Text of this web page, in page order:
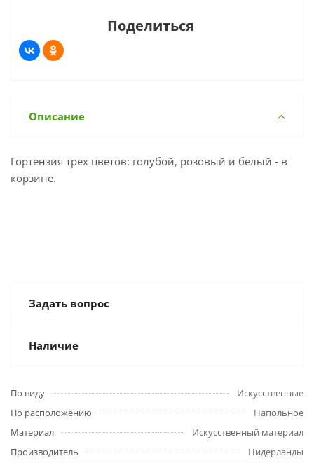
Поделиться
Описание
Гортензия трех цветов: голубой, розовый и белый - в
корзине.
Задать вопрос
Наличие
По виду
Искусственные
По расположению
Напольное
Материал
Искусственный материал
Производитель
Нидерланды